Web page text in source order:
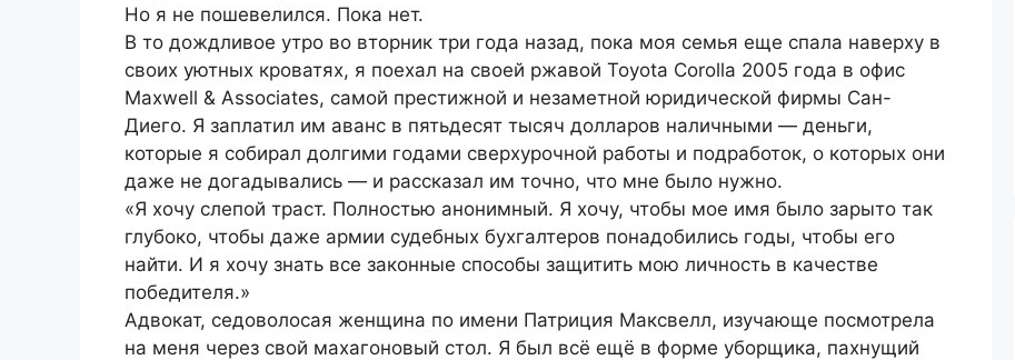
Но я не пошевелился. Пока нет.
В то дождливое утро во вторник три года назад, пока моя семья еще спала наверху в
своих уютных кроватях, я поехал на своей ржавой Toyota Corolla 2005 года в офис
Maxwell & Associates, самой престижной и незаметной юридической фирмы Сан-
Диего. Я заплатил им аванс в пятьдесят тысяч долларов наличными — деньги,
которые я собирал долгими годами сверхурочной работы и подработок, о которых они
даже не догадывались — и рассказал им точно, что мне было нужно.
«Я хочу слепой траст. Полностью анонимный. Я хочу, чтобы мое имя было зарыто так
глубоко, чтобы даже армии судебных бухгалтеров понадобились годы, чтобы его
найти. И я хочу знать все законные способы защитить мою личность в качестве
победителя.»
Адвокат, седоволосая женщина по имени Патриция Максвелл, изучающе посмотрела
на меня через свой махагоновый стол. Я был всё ещё в форме уборщика, пахнущий